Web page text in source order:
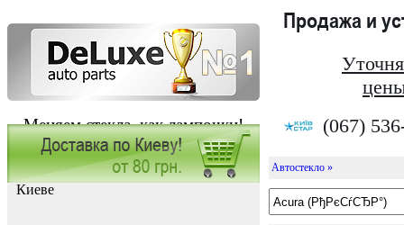
Меняем стекла, как лампочки!
Продажа и
(067)
Заказать установку автостекла в
Киеве
Автостекло »